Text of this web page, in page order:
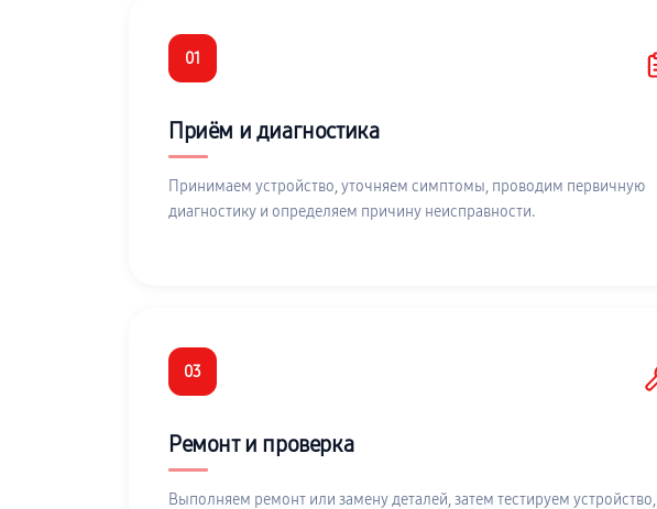
01
Приём и диагностика
Принимаем устройство, уточняем симптомы, проводим первичную
диагностику и определяем причину неисправности.
03
Ремонт и проверка
Выполняем ремонт или замену деталей, затем тестируем устройство,